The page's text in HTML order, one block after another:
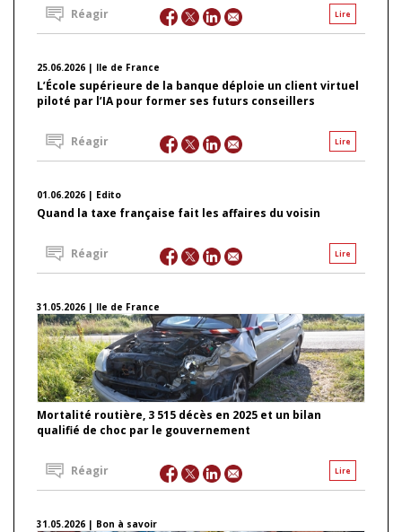
Lire
Réagir
25.06.2026 | Ile de France
L’École supérieure de la banque déploie un client virtuel
piloté par l’IA pour former ses futurs conseillers
Lire
Réagir
01.06.2026 | Edito
Quand la taxe française fait les affaires du voisin
Lire
Réagir
31.05.2026 | Ile de France
Mortalité routière, 3 515 décès en 2025 et un bilan
qualifié de choc par le gouvernement
Lire
Réagir
31.05.2026 | Bon à savoir